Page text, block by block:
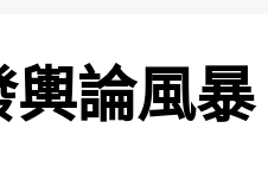
論風